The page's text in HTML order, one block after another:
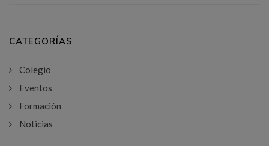
CATEGORÍAS
Colegio
Eventos
Formación
Noticias